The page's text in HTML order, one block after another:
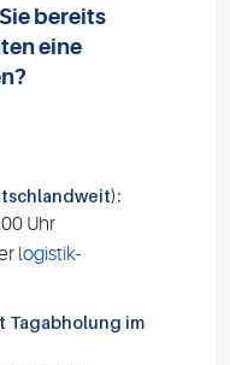
bereits
eine
Uhr
logistik-
Tagabholung im